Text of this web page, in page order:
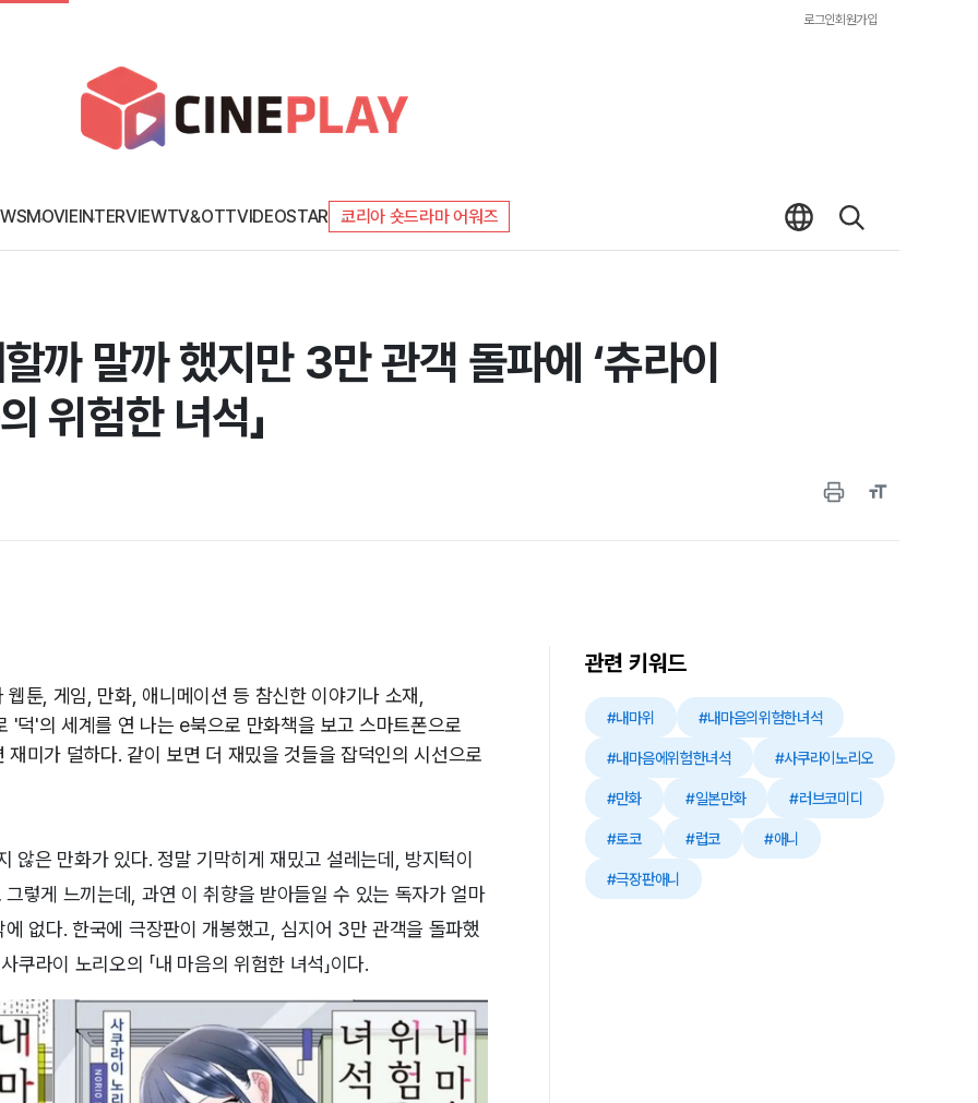
로그인회원가입
MOVIEINTERVIEWTV&OTTVIDEOSTAR 코리아 숏드라마 어워즈
까 말까 했지만 3만 관객 돌파에 ‘츄라이
위험한 녀석」
툰, 게임, 만화, 애니메이션 등 참신한 이야기나 소재,
'덕'의 세계를 연 나는 e북으로 만화책을 보고 스마트폰으로
재미가 덜하다. 같이 보면 더 재밌을 것들을 잡덕인의 시선으로
않은 만화가 있다. 정말 기막히게 재밌고 설레는데, 방지턱이
렇게 느끼는데, 과연 이 취향을 받아들일 수 있는 독자가 얼마
없다. 한국에 극장판이 개봉했고, 심지어 3만 관객을 돌파했
라이 노리오의 「내 마음의 위험한 녀석」이다.
관련 키워드
#내마위 #내마음의위험한녀석
#내마음에위험한녀석 #사쿠라이노리오
#만화 #일본만화 #러브코미디
#로코 #럽코 #애니
#극장판애니